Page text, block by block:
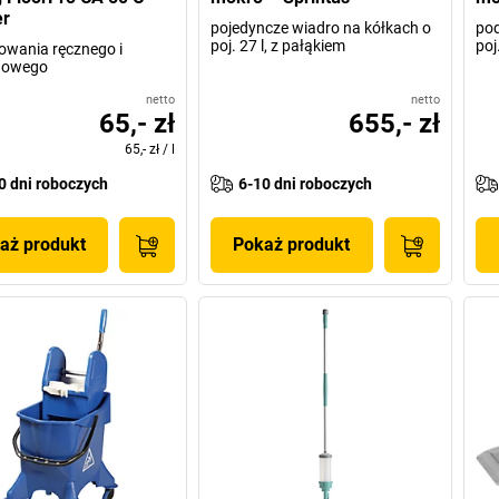
ręcznego i
netto
65,- zł
65,- zł /
dni roboczych
produkt
pojedyncze wiadro na kółkach o
poj. 27 l, z pałąkiem
netto
655,- zł
6-10 dni roboczych
Pokaż produkt